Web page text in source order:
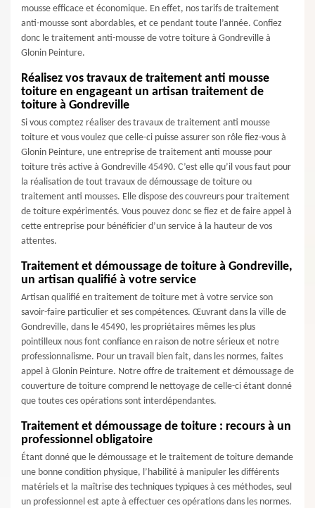
mousse efficace et économique. En effet, nos tarifs de traitement
anti-mousse sont abordables, et ce pendant toute l’année. Confiez
donc le traitement anti-mousse de votre toiture à Gondreville à
Glonin Peinture.
Réalisez vos travaux de traitement anti mousse
toiture en engageant un artisan traitement de
toiture à Gondreville
Si vous comptez réaliser des travaux de traitement anti mousse
toiture et vous voulez que celle-ci puisse assurer son rôle fiez-vous à
Glonin Peinture, une entreprise de traitement anti mousse pour
toiture très active à Gondreville 45490. C’est elle qu’il vous faut pour
la réalisation de tout travaux de démoussage de toiture ou
traitement anti mousses. Elle dispose des couvreurs pour traitement
de toiture expérimentés. Vous pouvez donc se fiez et de faire appel à
cette entreprise pour bénéficier d’un service à la hauteur de vos
attentes.
Traitement et démoussage de toiture à Gondreville,
un artisan qualifié à votre service
Artisan qualifié en traitement de toiture met à votre service son
savoir-faire particulier et ses compétences. Œuvrant dans la ville de
Gondreville, dans le 45490, les propriétaires mêmes les plus
pointilleux nous font confiance en raison de notre sérieux et notre
professionnalisme. Pour un travail bien fait, dans les normes, faites
appel à Glonin Peinture. Notre offre de traitement et démoussage de
couverture de toiture comprend le nettoyage de celle-ci étant donné
que toutes ces opérations sont interdépendantes.
Traitement et démoussage de toiture : recours à un
professionnel obligatoire
Étant donné que le démoussage et le traitement de toiture demande
une bonne condition physique, l’habilité à manipuler les différents
matériels et la maîtrise des techniques typiques à ces méthodes, seul
un professionnel est apte à effectuer ces opérations dans les normes.